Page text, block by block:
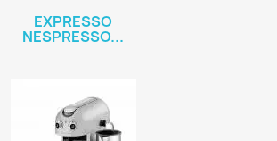
EXPRESSO
NESPRESSO...